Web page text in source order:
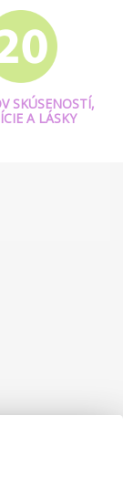
SKÚSENOSTÍ,
A LÁSKY